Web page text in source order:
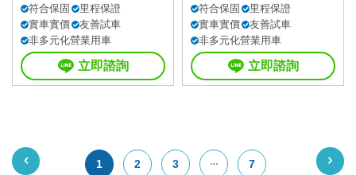
符合保固
里程保證
實車實價
友善試車
非多元化營業用車
立即諮詢
符合保固
里程保證
實車實價
友善試車
非多元化營業用車
立即諮詢
1 2 3 7